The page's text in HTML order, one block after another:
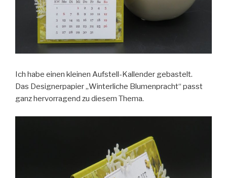
Ich habe einen kleinen Aufstell-Kallender gebastelt.
Das Designerpapier „Winterliche Blumenpracht“ passt
ganz hervorragend zu diesem Thema.